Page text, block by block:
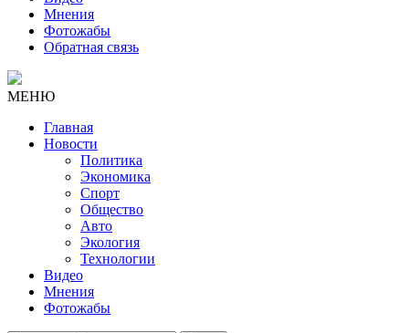
Мнения
Фотожабы
Обратная связь
МЕНЮ
Главная
Новости
Политика
Экономика
Спорт
Общество
Авто
Экология
Технологии
Видео
Мнения
Фотожабы